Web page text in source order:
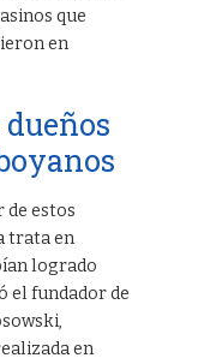
que
en
de estos
trata en
logrado
el fundador de
en